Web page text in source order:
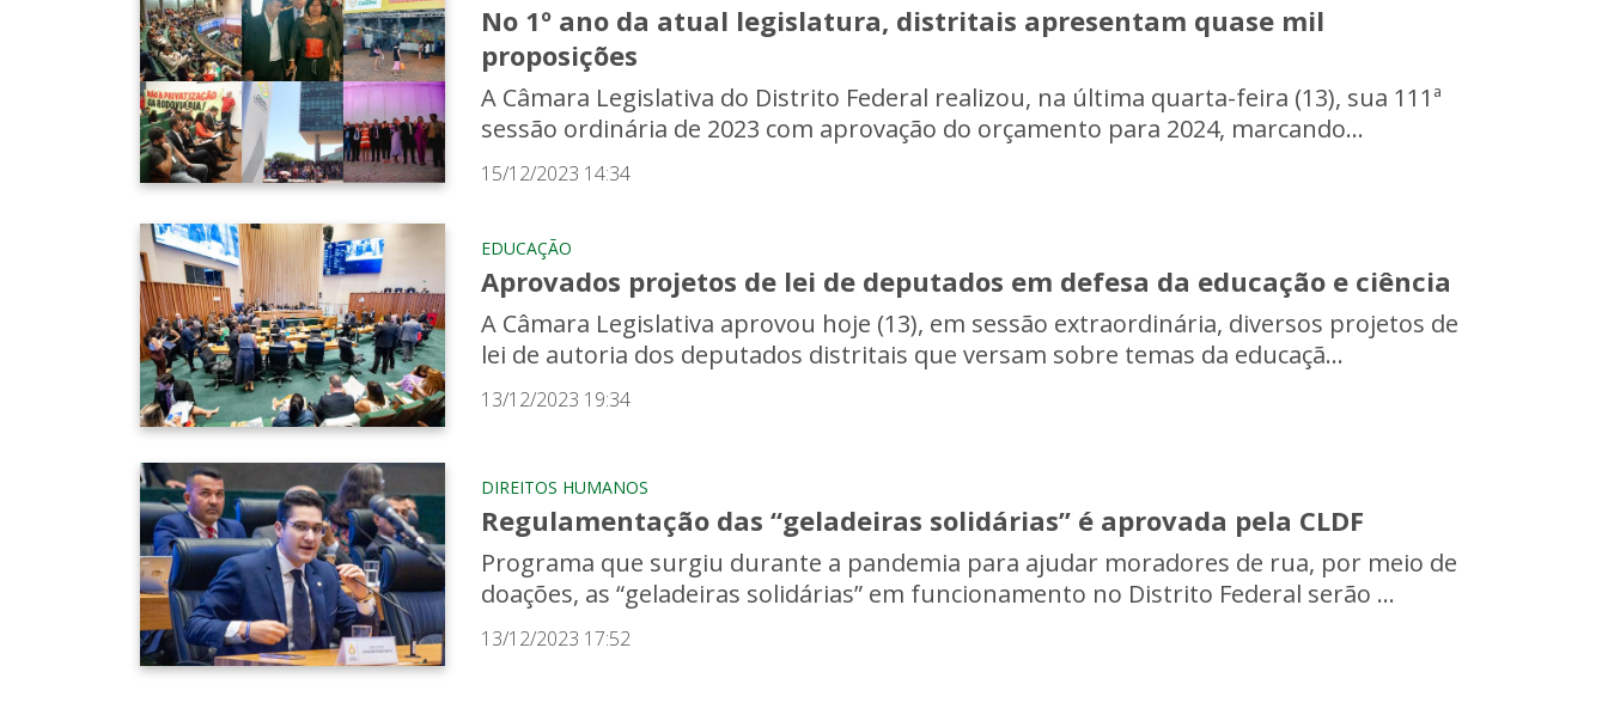
No 1º ano da atual legislatura, distritais apresentam quase mil
proposições
A Câmara Legislativa do Distrito Federal realizou, na última quarta-feira (13), sua 111ª
sessão ordinária de 2023 com aprovação do orçamento para 2024, marcando...
15/12/2023 14:34
EDUCAÇÃO
Aprovados projetos de lei de deputados em defesa da educação e ciência
A Câmara Legislativa aprovou hoje (13), em sessão extraordinária, diversos projetos de
lei de autoria dos deputados distritais que versam sobre temas da educaçã...
13/12/2023 19:34
DIREITOS HUMANOS
Regulamentação das “geladeiras solidárias” é aprovada pela CLDF
Programa que surgiu durante a pandemia para ajudar moradores de rua, por meio de
doações, as “geladeiras solidárias” em funcionamento no Distrito Federal serão ...
13/12/2023 17:52